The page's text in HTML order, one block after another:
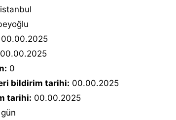
istanbul
00.00.2025
00.00.2025
0
bildirim tarihi: 00.00.2025
tarihi: 00.00.2025